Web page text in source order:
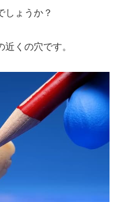
しょうか？
くの穴です。